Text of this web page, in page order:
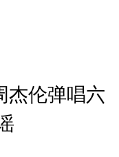
杰伦弹唱六